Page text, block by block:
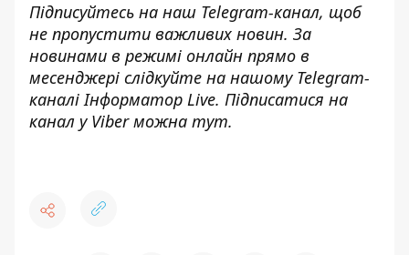
Підписуйтесь на наш Telegram-канал, щоб
не пропустити важливих новин. За
новинами в режимі онлайн прямо в
месенджері слідкуйте на нашому Telegram-
каналіІнформатор Live. Підписатися на
канал у Viber можна тут.